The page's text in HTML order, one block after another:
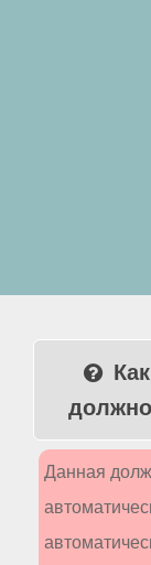
Данная